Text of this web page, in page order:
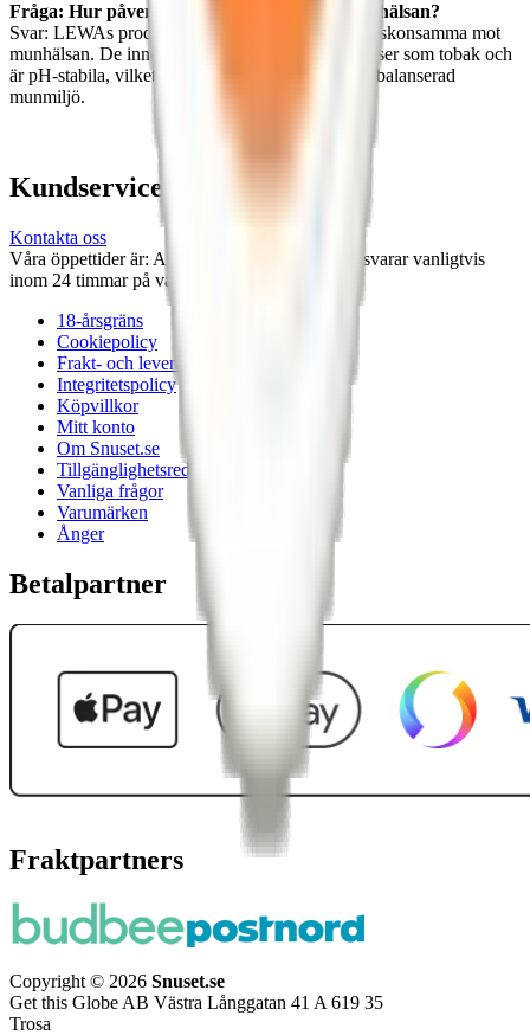
Fråga: Hur påverkar LEWAs produkter munhälsan?
Svar: LEWAs produkter är utformade för att vara skonsamma mot
munhälsan. De innehåller inga skadliga ingredienser som tobak och
är pH-stabila, vilket kan bidra till att bibehålla en balanserad
munmiljö.
Kundservice
Kontakta oss
Våra öppettider är: Alla dagar 08:00 - 18:00 Vi svarar vanligtvis
inom 24 timmar på vardagar.
18-årsgräns
Cookiepolicy
Frakt- och leveransvillkor
Integritetspolicy
Köpvillkor
Mitt konto
Om Snuset.se
Tillgänglighetsredogörelse
Vanliga frågor
Varumärken
Ånger
Betalpartner
Fraktpartners
Copyright © 2026 Snuset.se
Get this Globe AB Västra Långgatan 41 A 619 35
Trosa